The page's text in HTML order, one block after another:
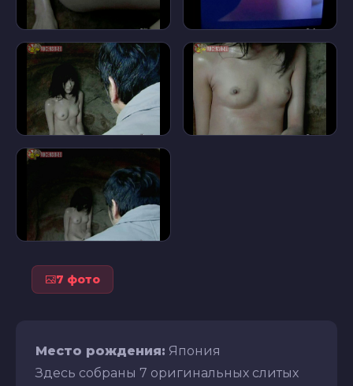
7 фото
Место рождения: Япония
Здесь собраны 7 оригинальных слитых